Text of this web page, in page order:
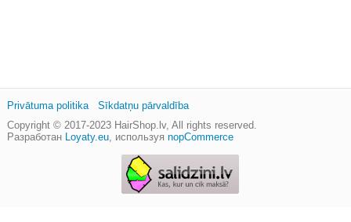
Copyright © 2017-2023 HairShop.lv, All rights reserved.
Разработан Loyaty.eu, используя nopCommerce
Privātuma politika Sīkdatņu pārvaldība